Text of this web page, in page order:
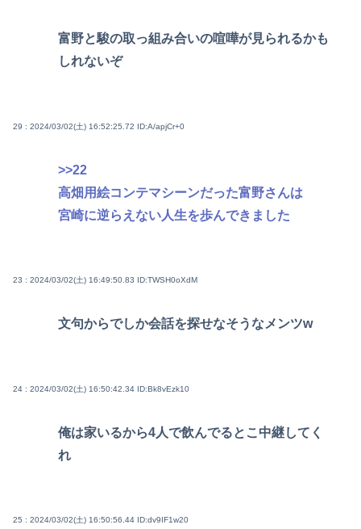
富野と駿の取っ組み合いの喧嘩が見られるかも
しれないぞ
29 : 2024/03/02(土) 16:52:25.72 ID:A/apjCr+0
>>22
高畑用絵コンテマシーンだった富野さんは
宮崎に逆らえない人生を歩んできました
23 : 2024/03/02(土) 16:49:50.83 ID:TWSH0oXdM
文句からでしか会話を探せなそうなメンツw
24 : 2024/03/02(土) 16:50:42.34 ID:Bk8vEzk10
俺は家いるから4人で飲んでるとこ中継してく
れ
25 : 2024/03/02(土) 16:50:56.44 ID:dv9IF1w20